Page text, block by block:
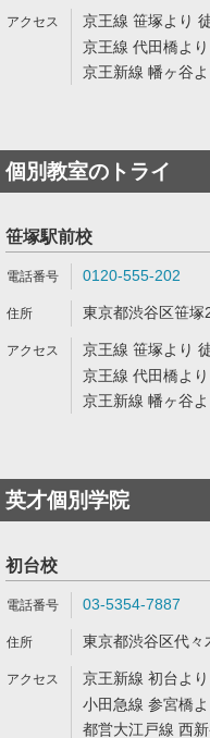
京王線 笹塚より
京王線 代田橋よ
京王新線 幡ヶ谷
個別教室のトライ
笹塚駅前校
0120-555-202
東京都渋谷区笹
京王線 笹塚より
京王線 代田橋よ
京王新線 幡ヶ谷
英才個別学院
初台校
03-5354-7887
東京都渋谷区代
京王新線 初台よ
小田急線 参宮橋
都営大江戸線 西